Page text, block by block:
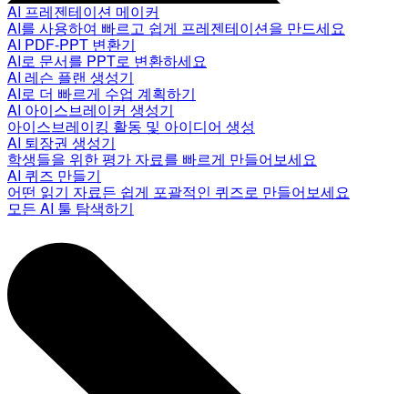
AI 프레젠테이션 메이커
AI를 사용하여 빠르고 쉽게 프레젠테이션을 만드세요
AI PDF-PPT 변환기
AI로 문서를 PPT로 변환하세요
AI 레슨 플랜 생성기
AI로 더 빠르게 수업 계획하기
AI 아이스브레이커 생성기
아이스브레이킹 활동 및 아이디어 생성
AI 퇴장권 생성기
학생들을 위한 평가 자료를 빠르게 만들어보세요
AI 퀴즈 만들기
어떤 읽기 자료든 쉽게 포괄적인 퀴즈로 만들어보세요
모든 AI 툴 탐색하기